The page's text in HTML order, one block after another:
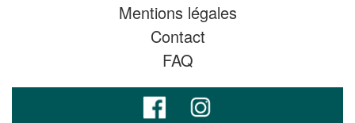
Mentions légales
Contact
FAQ